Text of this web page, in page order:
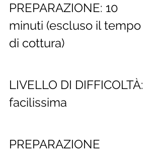
PREPARAZIONE: 10
minuti (escluso il tempo
di cottura)
LIVELLO DI DIFFICOLTÀ:
facilissima
PREPARAZIONE